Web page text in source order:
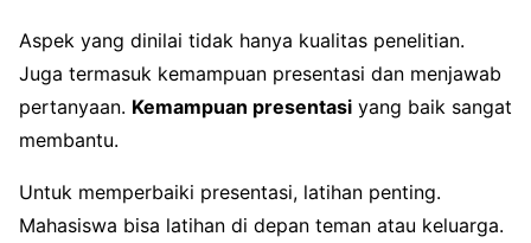
Aspek yang dinilai tidak hanya kualitas penelitian.
Juga termasuk kemampuan presentasi dan menjawab
pertanyaan. Kemampuan presentasi yang baik sangat
membantu.
Untuk memperbaiki presentasi, latihan penting.
Mahasiswa bisa latihan di depan teman atau keluarga.